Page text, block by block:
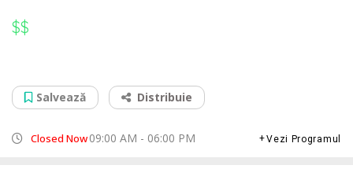
$$
Salvează
Distribuie
Closed Now09:00 AM - 06:00 PM Vezi Programul